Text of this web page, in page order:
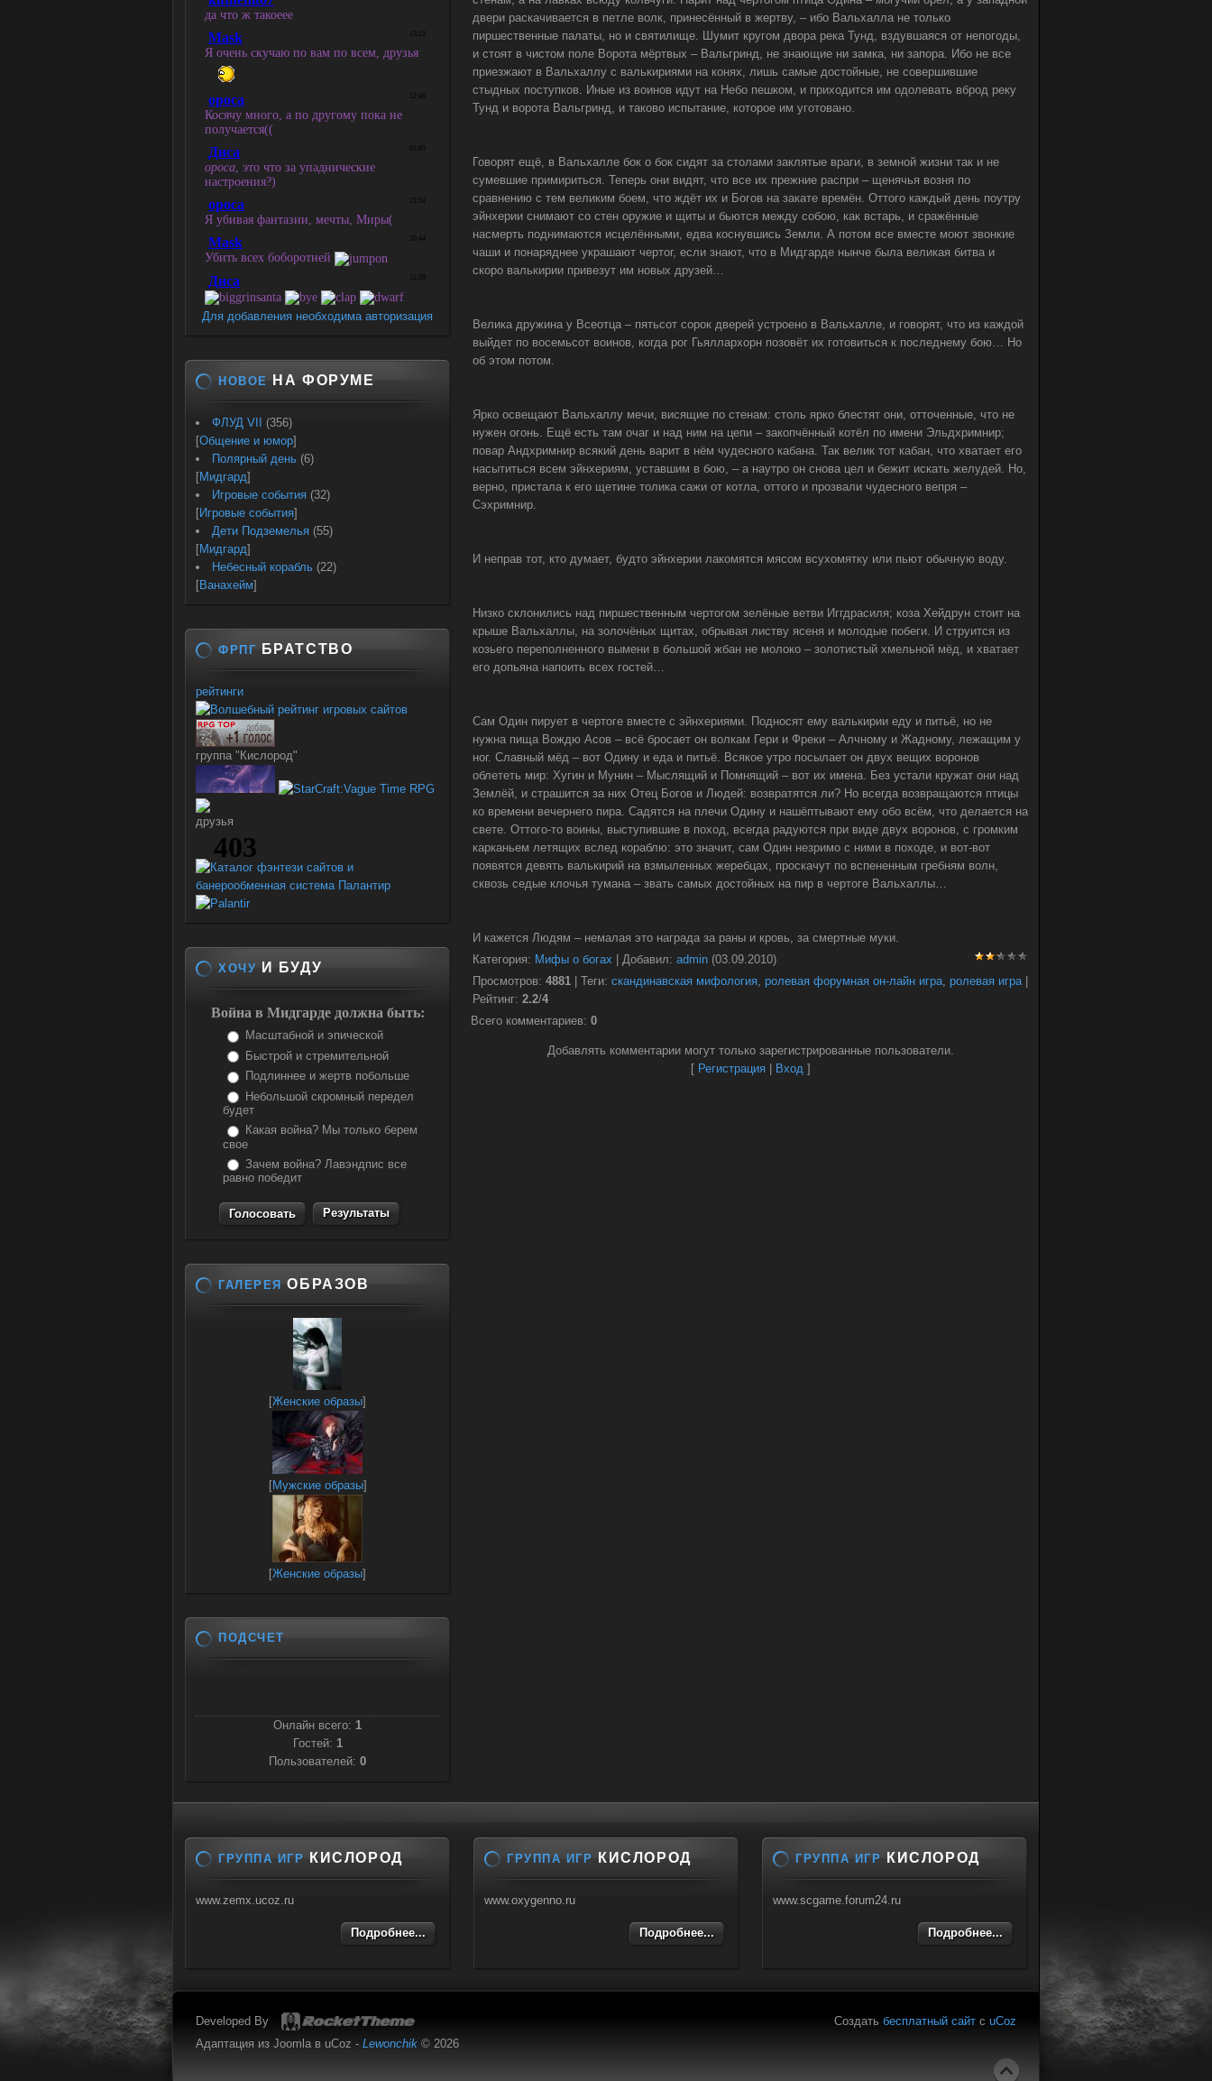
двери раскачивается в петле волк, принесённый в жертву, – ибо Вальхалла не только
пиршественные палаты, но и святилище. Шумит кругом двора река Тунд, вздувшаяся от непогоды,
и стоят в чистом поле Ворота мёртвых – Вальгринд, не знающие ни замка, ни запора. Ибо не все
приезжают в Вальхаллу с валькириями на конях, лишь самые достойные, не совершившие
стыдных поступков. Иные из воинов идут на Небо пешком, и приходится им одолевать вброд реку
Тунд и ворота Вальгринд, и таково испытание, которое им уготовано.
Говорят ещё, в Вальхалле бок о бок сидят за столами заклятые враги, в земной жизни так и не
сумевшие примириться. Теперь они видят, что все их прежние распри – щенячья возня по
сравнению с тем великим боем, что ждёт их и Богов на закате времён. Оттого каждый день поутру
эйнхерии снимают со стен оружие и щиты и бьются между собою, как встарь, и сражённые
насмерть поднимаются исцелёнными, едва коснувшись Земли. А потом все вместе моют звонкие
чаши и понаряднее украшают чертог, если знают, что в Мидгарде нынче была великая битва и
скоро валькирии привезут им новых друзей…
Велика дружина у Всеотца – пятьсот сорок дверей устроено в Вальхалле, и говорят, что из каждой
выйдет по восемьсот воинов, когда рог Гьяллархорн позовёт их готовиться к последнему бою… Но
об этом потом.
Ярко освещают Вальхаллу мечи, висящие по стенам: столь ярко блестят они, отточенные, что не
нужен огонь. Ещё есть там очаг и над ним на цепи – закопчённый котёл по имени Эльдхримнир;
повар Андхримнир всякий день варит в нём чудесного кабана. Так велик тот кабан, что хватает его
насытиться всем эйнхериям, уставшим в бою, – а наутро он снова цел и бежит искать желудей. Но,
верно, пристала к его щетине толика сажи от котла, оттого и прозвали чудесного вепря –
Сэхримнир.
И неправ тот, кто думает, будто эйнхерии лакомятся мясом всухомятку или пьют обычную воду.
Низко склонились над пиршественным чертогом зелёные ветви Иггдрасиля; коза Хейдрун стоит на
крыше Вальхаллы, на золочёных щитах, обрывая листву ясеня и молодые побеги. И струится из
козьего переполненного вымени в большой жбан не молоко – золотистый хмельной мёд, и хватает
его допьяна напоить всех гостей…
Сам Один пирует в чертоге вместе с эйнхериями. Подносят ему валькирии еду и питьё, но не
нужна пища Вождю Асов – всё бросает он волкам Гери и Фреки – Алчному и Жадному, лежащим у
ног. Славный мёд – вот Одину и еда и питьё. Всякое утро посылает он двух вещих воронов
облететь мир: Хугин и Мунин – Мыслящий и Помнящий – вот их имена. Без устали кружат они над
Землёй, и страшится за них Отец Богов и Людей: возвратятся ли? Но всегда возвращаются птицы
ко времени вечернего пира. Садятся на плечи Одину и нашёптывают ему обо всём, что делается на
свете. Оттого-то воины, выступившие в поход, всегда радуются при виде двух воронов, с громким
карканьем летящих вслед кораблю: это значит, сам Один незримо с ними в походе, и вот-вот
появятся девять валькирий на взмыленных жеребцах, проскачут по вспененным гребням волн,
сквозь седые клочья тумана – звать самых достойных на пир в чертоге Вальхаллы…
И кажется Людям – немалая это награда за раны и кровь, за смертные муки.
Категория: Мифы о богах Добавил: admin (03.09.2010)
Просмотров: 4881 Теги: скандинавская мифология, ролевая форумная он-лайн игра, ролевая игра|
Рейтинг: 2.2/4
Всего комментариев: 0
Добавлять комментарии могут только зарегистрированные пользователи.
[ Регистрация| Вход]
Для добавления необходима авторизация
НОВОЕ НА ФОРУМЕ
ФЛУД VII
(356)
[Общение и юмор]
Полярный день (6)
[Мидгард]
Игровые события (32)
[Игровые события]
Дети Подземелья (55)
[Мидгард]
Небесный корабль (22)
[Ванахейм]
ФРПГ БРАТСТВО
рейтинги
группа "Кислород"
друзья
ХОЧУ И БУДУ
Война в Мидгарде должна быть:
Масштабной и эпической
Быстрой и стремительной
Подлиннее и жертв побольше
Небольшой скромный передел
будет
Какая война? Мы только берем
свое
Зачем война? Лавэндпис все
равно победит
Результаты
ГАЛЕРЕЯ ОБРАЗОВ
[Женские образы]
[Мужские образы]
[Женские образы]
ПОДСЧЕТ
Онлайн всего: 1
Гостей: 1
Пользователей: 0
ГРУППА ИГР КИСЛОРОД
www.zemx.ucoz.ru
Подробнее...
ГРУППА ИГР КИСЛОРОД
www.oxygenno.ru
Подробнее...
ГРУППА ИГР КИСЛОРОД
www.scgame.forum24.ru
Подробнее...
Developed By Создать бесплатный сайт с uCoz
Адаптация из Joomla в uCoz - Lewonchik © 2026